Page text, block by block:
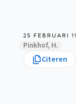
25 FEBRUARI
Pinkhof, H.
Citeren